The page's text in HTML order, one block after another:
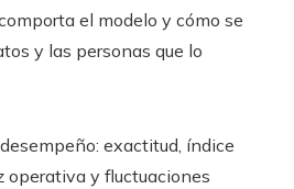
el modelo y cómo se
y las personas que lo
exactitud, índice
operativa y fluctuaciones